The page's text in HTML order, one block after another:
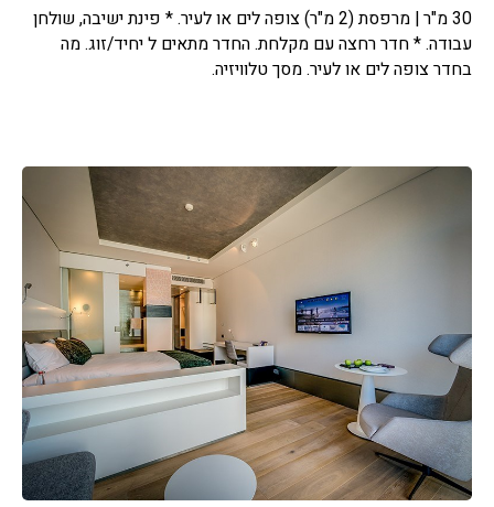
30 מ"ר | מרפסת (2 מ"ר) צופה לים או לעיר. * פינת ישיבה, שולחן
עבודה. * חדר רחצה עם מקלחת. החדר מתאים ל יחיד/זוג. מה
בחדר צופה לים או לעיר. מסך טלוויזיה.